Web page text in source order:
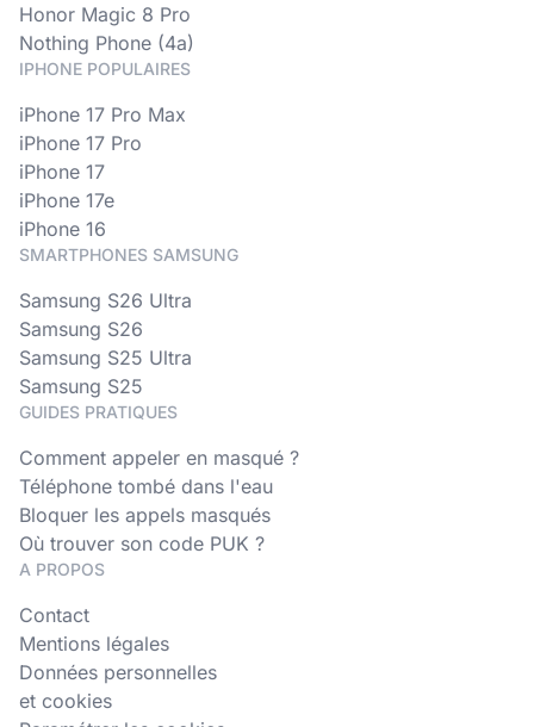
Honor Magic 8 Pro
Nothing Phone (4a)
IPHONE POPULAIRES
iPhone 17 Pro Max
iPhone 17 Pro
iPhone 17
iPhone 17e
iPhone 16
SMARTPHONES SAMSUNG
Samsung S26 Ultra
Samsung S26
Samsung S25 Ultra
Samsung S25
GUIDES PRATIQUES
Comment appeler en masqué ?
Téléphone tombé dans l'eau
Bloquer les appels masqués
Où trouver son code PUK ?
A PROPOS
Contact
Mentions légales
Données personnelles
et cookies